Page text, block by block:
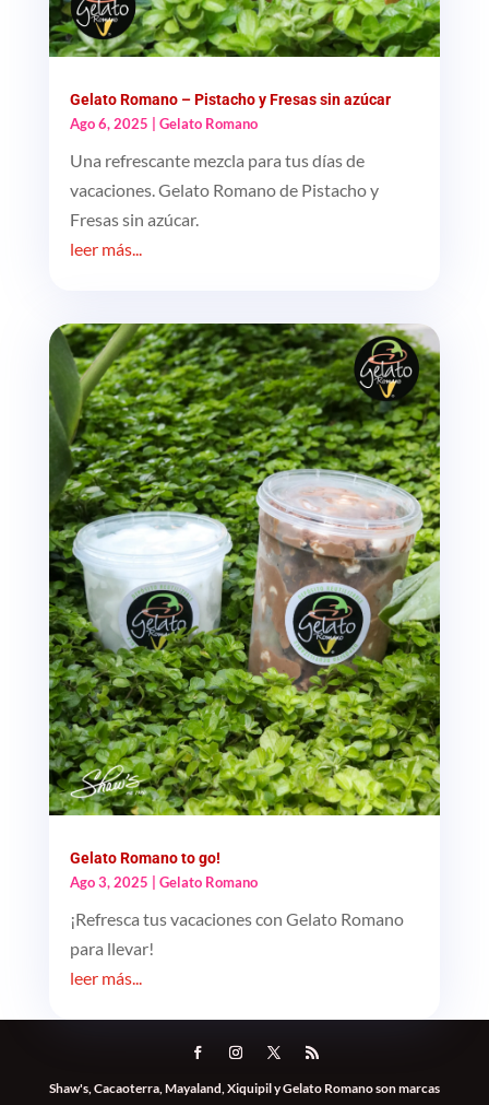
Gelato Romano – Pistacho y Fresas sin azúcar
Ago 6, 2025
Gelato Romano
Una refrescante mezcla para tus días de
vacaciones. Gelato Romano de Pistacho y
Fresas sin azúcar.
leer más...
Gelato Romano to go!
Ago 3, 2025 | Gelato Romano
¡Refresca tus vacaciones con Gelato Romano
para llevar!
leer más...
Shaw's, Cacaoterra, Mayaland, Xiquipil y Gelato Romano son marcas